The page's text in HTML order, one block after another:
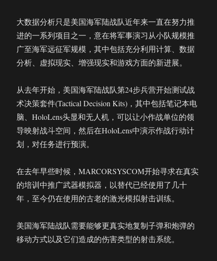
大数据分析只是美国海军陆战队近年来一直在努力推
进的一系列项目之一，意在将军事演习从小队规模推
广至海军远征军规模，其中包括充分利用计算、数据
分析、虚拟现实、增强现实和游戏方面的新进展。
从去年开始，美国海军陆战队第24步兵营开始测试战
术决策套件(Tactical Decision Kits)，其中包括笔记本电
脑、HoloLens头显和无人机，可以让小作战单位的领
导映射战斗空间，然后在HoloLens中演示作战行动计
划，对任务进行预演。
在去年早些时候，MARCORSYSCOM开始寻求在真实
的培训中推广武器模拟器，以替代已经使用了几十
年，至今仍在使用的古老的激光模拟射击训练。
美国海军陆战队需要能够更真实地复制子弹和炮弹的
移动方式以及它们造成的伤害类型的射击系统。